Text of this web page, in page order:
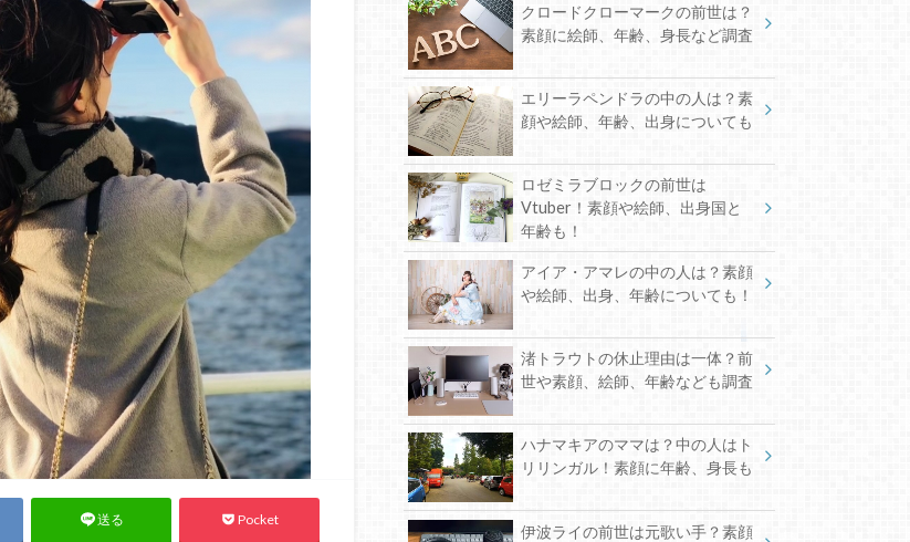
送る Pocket
クロードクローマークの前世は？
素顔に絵師、年齢、身長など調査
エリーラペンドラの中の人は？素
顔や絵師、年齢、出身についても
ロゼミラブロックの前世は
Vtuber！素顔や絵師、出身国と
年齢も！
アイア・アマレの中の人は？素顔
や絵師、出身、年齢についても！
渚トラウトの休止理由は一体？前
世や素顔、絵師、年齢なども調査
ハナマキアのママは？中の人はト
リリンガル！素顔に年齢、身長も
伊波ライの前世は元歌い手？素顔